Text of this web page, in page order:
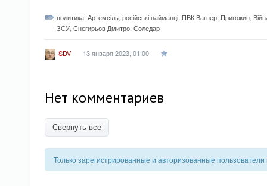
политика Артемсіль російські найманці ПВК Вагнер Пригожин
ЗСУ Снєгирьов Дмитро Соледар
SDV 13 января 2023, 01:00
Нет комментариев
Свернуть все
Только зарегистрированные и авторизованные